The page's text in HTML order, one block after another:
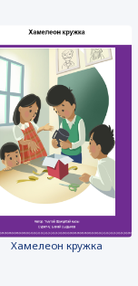
Хамелеон кружка